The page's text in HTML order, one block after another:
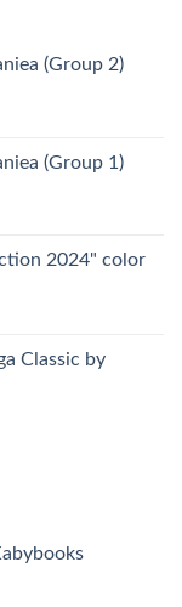
(Group 2)
(Group 1)
2024" color
Classic by